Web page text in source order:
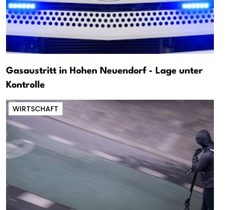
Gasaustritt in Hohen Neuendorf - Lage unter
Kontrolle
WIRTSCHAFT